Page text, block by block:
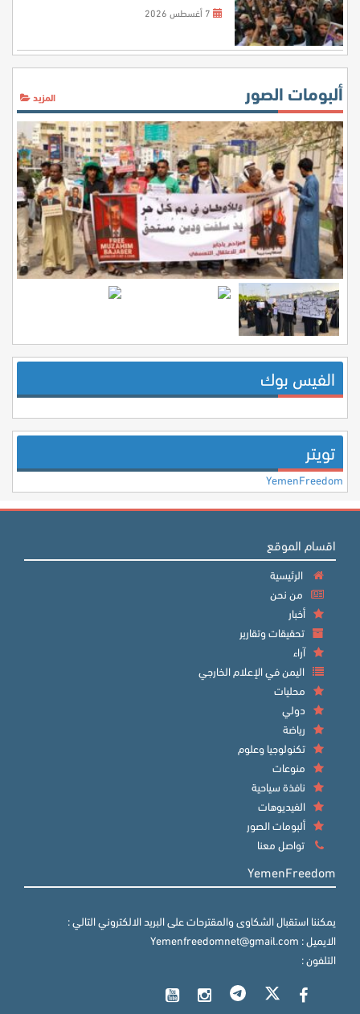
ألبومات الصور المزيد
الفيس بوك
تويتر
YemenFreedom
اقسام الموقع
الرئيسية
من نحن
أخبار
تحقيقات وتقارير
آراء
اليمن في الإعلام الخارجي
محليات
دولي
رياضة
تكنولوجيا وعلوم
منوعات
نافذة سياحية
الفيديوهات
ألبومات الصور
تواصل معنا
YemenFreedom
يمكننا استقبال الشكاوى والمقترحات على البريد الالكتروني التالي :
الايميل : Yemenfreedomnet@gmail.com
التلفون :